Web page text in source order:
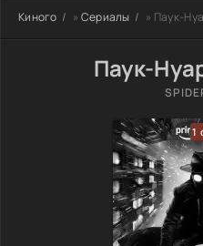
Киного » Сериалы » Паук-
Паук-
1